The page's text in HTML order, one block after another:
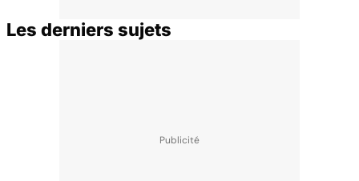
Les derniers sujets